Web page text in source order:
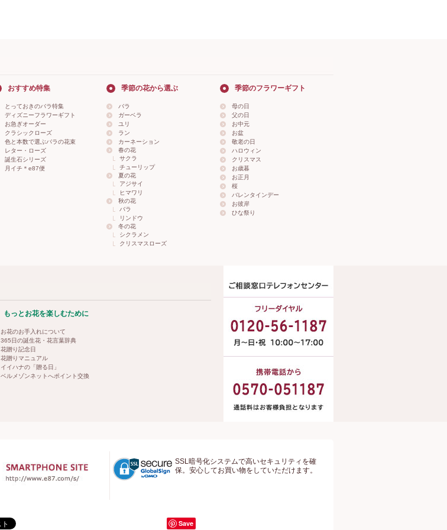
おすすめ特集
とっておきのバラ特集
ディズニーフラワーギフト
お急ぎオーダー
クラシックローズ
色と本数で選ぶバラの花束
レター・ローズ
誕生石シリーズ
月イチ＊e87便
季節の花から選ぶ
バラ
ガーベラ
ユリ
ラン
カーネーション
春の花
サクラ
チューリップ
夏の花
アジサイ
ヒマワリ
秋の花
バラ
リンドウ
冬の花
シクラメン
クリスマスローズ
季節のフラワーギフト
母の日
父の日
お中元
お盆
敬老の日
ハロウィン
クリスマス
お歳暮
お正月
桜
バレンタインデー
お彼岸
ひな祭り
もっとお花を楽しむために
お花のお手入れについて
365日の誕生花・花言葉辞典
花贈り記念日
花贈りマニュアル
イイハナの「贈る日」
ベルメゾンネットへポイント交換
SSL暗号化システムで高いセキュリティを確
保。安心してお買い物をしていただけます。
Save